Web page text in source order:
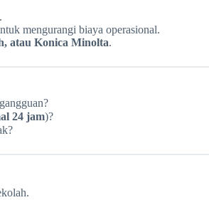
.
mengurangi biaya operasional.
atau Konica Minolta.
24 jam)?